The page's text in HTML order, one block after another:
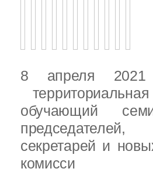
8 апреля
обучающий
секретарей и
комисси